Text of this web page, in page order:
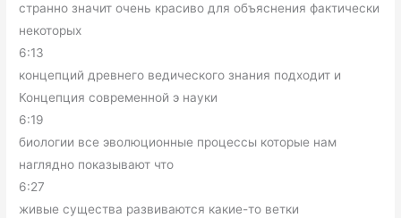
странно значит очень красиво для объяснения фактически
некоторых
6:13
концепций древнего ведического знания подходит и
Концепция современной э науки
6:19
биологии все эволюционные процессы которые нам
наглядно показывают что
6:27
живые существа развиваются какие-то ветки